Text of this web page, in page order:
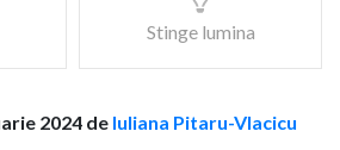
Stinge lumina
2024 de Iuliana Pitaru-Vlacicu